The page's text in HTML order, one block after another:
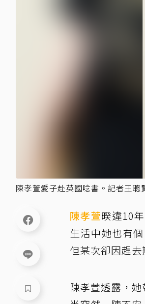
陳孝萱愛子赴英國唸書。記者王聰
陳孝萱暌違10
生活中她也有
但某次卻因趕
陳孝萱透露，